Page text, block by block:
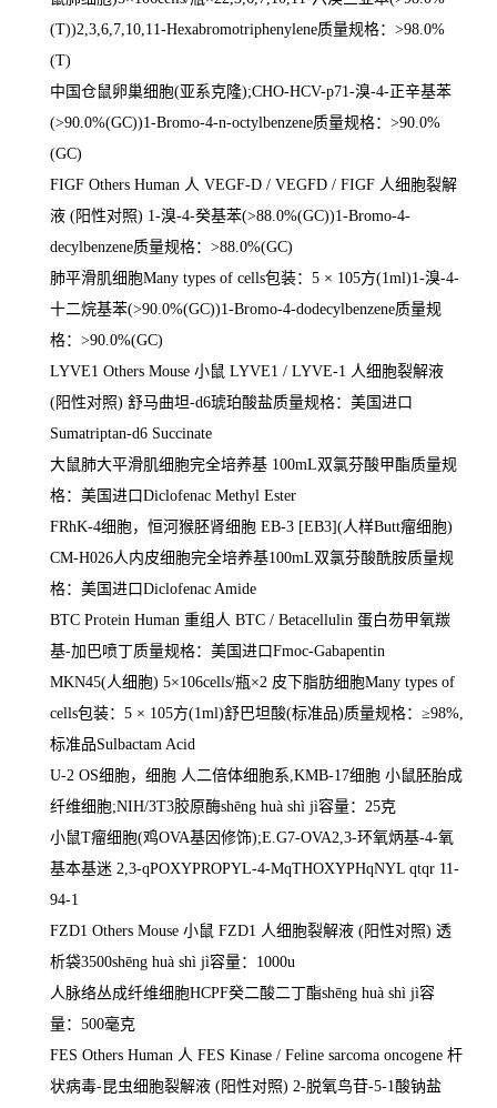
(T))2,3,6,7,10,11-Hexabromotriphenylene质量规格： >98.0%
(T)
中国仓鼠卵巢细胞(亚系克隆);CHO-HCV-p71-溴-4-正辛基苯
(>90.0%(GC))1-Bromo-4-n-octylbenzene质量规格： >90.0%
(GC)
FIGF Others Human 人 VEGF-D / VEGFD / FIGF 人细胞裂解
液 (阳性对照) 1-溴-4-癸基苯(>88.0%(GC))1-Bromo-4-
decylbenzene质量规格： >88.0%(GC)
肺平滑肌细胞Many types of cells包装： 5 × 105方(1ml)1-溴-4-
十二烷基苯(>90.0%(GC))1-Bromo-4-dodecylbenzene质量规
格： >90.0%(GC)
LYVE1 Others Mouse 小鼠 LYVE1 / LYVE-1 人细胞裂解液
(阳性对照) 舒马曲坦-d6琥珀酸盐质量规格：美国进口
Sumatriptan-d6 Succinate
大鼠肺大平滑肌细胞完全培养基 100mL双氯芬酸甲酯质量规
格：美国进口Diclofenac Methyl Ester
FRhK-4细胞，恒河猴胚肾细胞 EB-3 [EB3](人样Butt瘤细胞)
CM-H026人内皮细胞完全培养基100mL双氯芬酸酰胺质量规
格：美国进口Diclofenac Amide
BTC Protein Human 重组人 BTC / Betacellulin 蛋白芴甲氧羰
基-加巴喷丁质量规格：美国进口Fmoc-Gabapentin
MKN45(人细胞) 5×106cells/瓶×2 皮下脂肪细胞Many types of
cells包装： 5 × 105方(1ml)舒巴坦酸(标准品)质量规格：≥98%,
标准品Sulbactam Acid
U-2 OS细胞，细胞 人二倍体细胞系 ,KMB-17细胞 小鼠胚胎成
纤维细胞;NIH/3T3胶原酶shēng huà shì jì容量： 25克
小鼠T瘤细胞(鸡OVA基因修饰);E.G7-OVA2,3-环氧炳基-4-氧
基本基迷 2,3-qPOXYPROPYL-4-MqTHOXYPHqNYL qtqr 11-
94-1
FZD1 Others Mouse 小鼠 FZD1 人细胞裂解液 (阳性对照) 透
析袋3500shēng huà shì jì容量： 1000u
人脉络丛成纤维细胞HCPF癸二酸二丁酯shēng huà shì jì容
量： 500毫克
FES Others Human 人 FES Kinase / Feline sarcoma oncogene 杆
状病毒-昆虫细胞裂解液 (阳性对照) 2-脱氧鸟苷-5-1 酸钠盐